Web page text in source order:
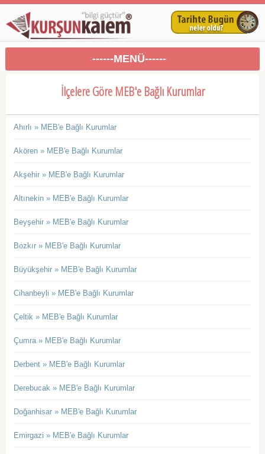
------MENÜ------
İlçelere Göre MEB'e Bağlı Kurumlar
Ahırlı » MEB'e Bağlı Kurumlar
Akören » MEB'e Bağlı Kurumlar
Akşehir » MEB'e Bağlı Kurumlar
Altınekin » MEB'e Bağlı Kurumlar
Beyşehir » MEB'e Bağlı Kurumlar
Bozkır » MEB'e Bağlı Kurumlar
Büyükşehir » MEB'e Bağlı Kurumlar
Cihanbeyli » MEB'e Bağlı Kurumlar
Çeltik » MEB'e Bağlı Kurumlar
Çumra » MEB'e Bağlı Kurumlar
Derbent » MEB'e Bağlı Kurumlar
Derebucak » MEB'e Bağlı Kurumlar
Doğanhisar » MEB'e Bağlı Kurumlar
Emirgazi » MEB'e Bağlı Kurumlar